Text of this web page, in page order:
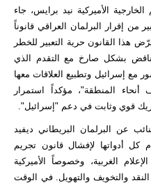
الأميركية نيد برايس، جاء
من إقرار البرلمان العراقي قانوناً
هذا القانون حرية التعبير للخطر
بشكل صارخ مع التقدم الذي
مع إسرائيل وتطبيع العلاقات معها
المنطقة"، مؤكداً استمرار
قوي وثابت في دعم "إسرائيل".
عن البرلمان البريطاني ديفيد
كل أدواتها لإفشال قانون تجريم
الغربية، وخصوصاً الأميركية
والتخويف والتهويل. في الوقت